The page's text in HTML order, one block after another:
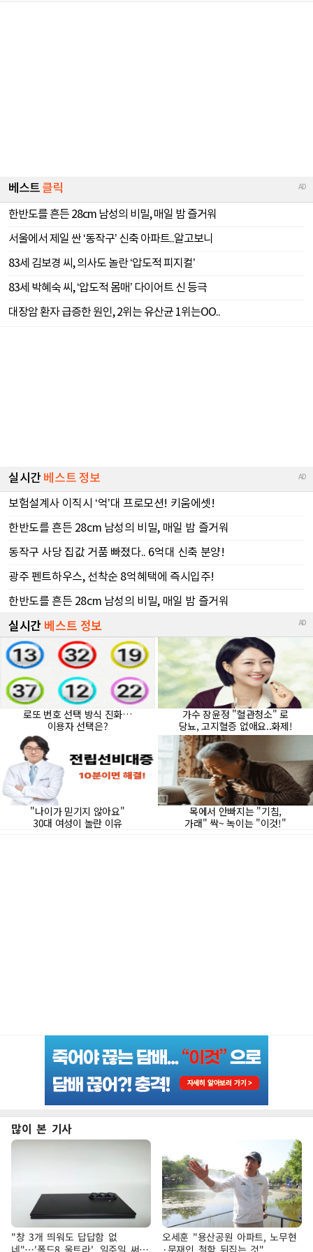
많이 본 기사
"창 3개 띄워도 답답함 없
네"…'폴드8 울트라', 일주일 써보
오세훈 "용산공원 아파트, 노무현
·문재인 철학 뒤집는 것"